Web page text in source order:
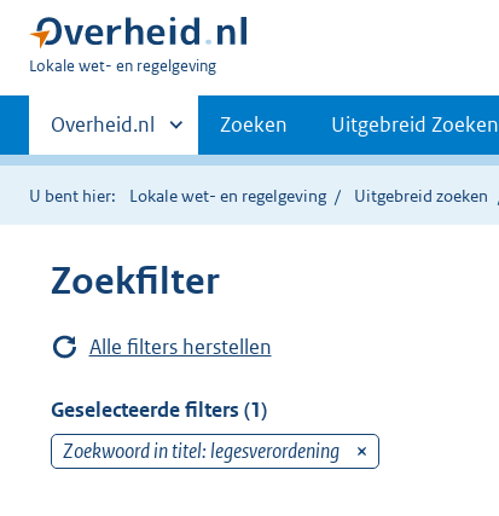
U
hier:
Lokale wet- en regelgeving
Primaire
navigatie
Andere
sites
binnen
Overheid.nl Zoeken Uitgebreid Zoeken
U bent hier: Lokale wet- en regelgeving Uitgebreid zoeken
Zoekfilter
Alle filters herstellen
Geselecteerde filters (1)
Zoekwoord in titel: legesverordening